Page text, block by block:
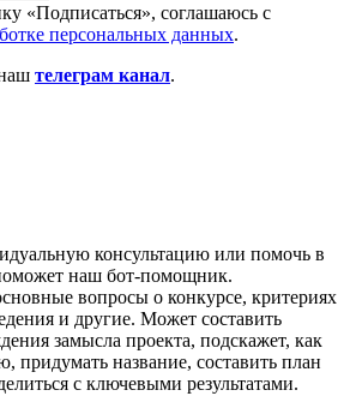
«Подписаться», соглашаюсь с
персональных данных.
телеграм канал.
консультацию или помочь в
наш бот-помощник.
вопросы о конкурсе, критериях
и другие. Может составить
замысла проекта, подскажет, как
придумать название, составить план
с ключевыми результатами.